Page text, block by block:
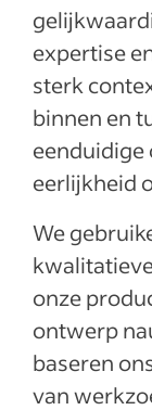
expertise
sterk
binnen en
eenduidige
eerlijkheid
We
onze
ontwerp
baseren
van